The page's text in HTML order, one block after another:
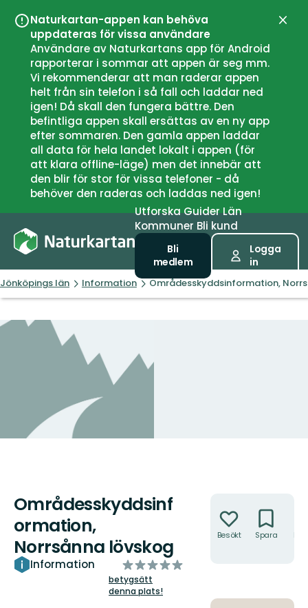
Naturkartan-appen kan behöva
uppdateras för vissa användare
Användare av Naturkartans app för Android
rapporterar i sommar att appen är seg mm.
Vi rekommenderar att man raderar appen
helt från sin telefon i så fall och laddar ned
igen! Då skall den fungera bättre. Den
befintliga appen skall ersättas av en ny app
efter sommaren. Den gamla appen laddar
all data för hela landet lokalt i appen (för
att klara offline-läge) men det innebär att
den blir för stor för vissa telefoner - då
behöver den raderas och laddas ned igen!
UtforskaGuiderLän
Kommuner Bli kund
Bli
medlem
Logga
in
Jönköpings län Information Områdesskyddsinformation,
Områdesskyddsinf
ormation,
Norrsånna lövskog
Information
av
5
stjärnor
betygsätt
denna plats!
Besökt Spara